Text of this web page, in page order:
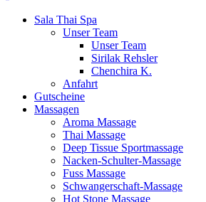
Sala Thai Spa
Unser Team
Unser Team
Sirilak Rehsler
Chenchira K.
Anfahrt
Gutscheine
Massagen
Aroma Massage
Thai Massage
Deep Tissue Sportmassage
Nacken-Schulter-Massage
Fuss Massage
Schwangerschaft-Massage
Hot Stone Massage